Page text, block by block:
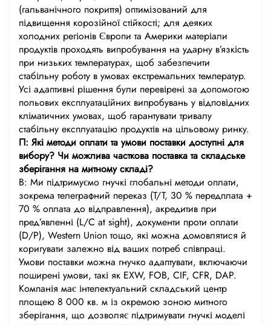
(гальванічного покриття) оптимізований для
підвищення корозійної стійкості; для деяких
холодних регіонів Європи та Америки матеріали
продуктів проходять випробування на ударну в’язкість
при низьких температурах, щоб забезпечити
стабільну роботу в умовах екстремальних температур.
Усі адаптивні рішення були перевірені за допомогою
польових експлуатаційних випробувань у відповідних
кліматичних умовах, щоб гарантувати тривалу
стабільну експлуатацію продуктів на цільовому ринку.
П: Які методи оплати та умови поставки доступні для
вибору? Чи можлива часткова поставка та складське
зберігання на митному складі?
В: Ми підтримуємо гнучкі глобальні методи оплати,
зокрема телеграфний переказ (T/T, 30 % передплата +
70 % оплата до відправлення), акредитив при
пред’явленні (L/C at sight), документи проти оплати
(D/P), Western Union тощо, які можна домовлятися й
коригувати залежно від ваших потреб співпраці.
Умови поставки можна гнучко адаптувати, включаючи
поширені умови, такі як EXW, FOB, CIF, CFR, DAP.
Компанія має інтелектуальний складський центр
площею 8 000 кв. м із окремою зоною митного
зберігання, що дозволяє підтримувати гнучкі моделі